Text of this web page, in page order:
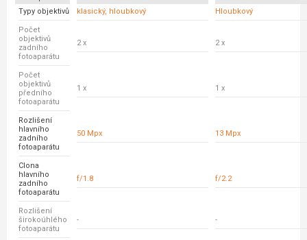
Typy objektivů
klasický, hloubkový Hloubkový
Počet
objektivů
zadního
fotoaparátu
2 x 2 x
Počet
objektivů
předního
fotoaparátu
1 x 1 x
Rozlišení
hlavního
zadního
fotoaparátu
50 Mpx 13 Mpx
Clona
hlavního
zadního
fotoaparátu
f/1.8 f/2.2
Rozlišení
širokoúhlého
fotoaparátu
- -